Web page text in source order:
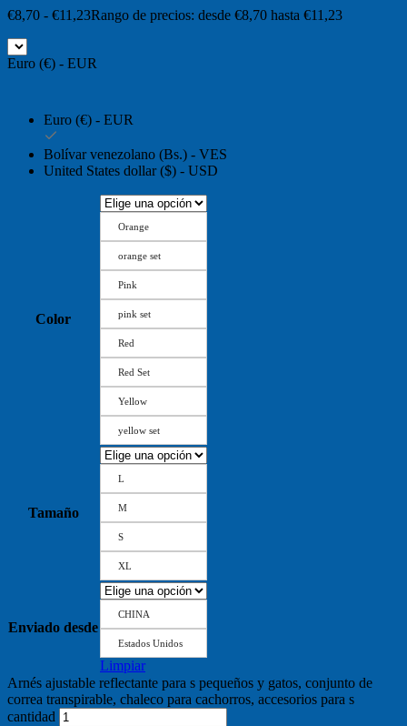
€8,70 - €11,23Rango de precios: desde €8,70 hasta €11,23
Euro (€) - EUR
Euro (€) - EUR
Bolívar venezolano (Bs.) - VES
United States dollar ($) - USD
Color
Orange
orange set
Pink
pink set
Red
Red Set
Yellow
yellow set
Tamaño
L
M
S
XL
Enviado desde
CHINA
Estados Unidos
Limpiar
Arnés ajustable reflectante para s pequeños y gatos, conjunto de
correa transpirable, chaleco para cachorros, accesorios para s
cantidad